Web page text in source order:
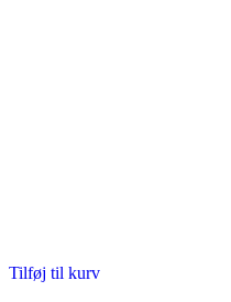
Tilføj til kurv